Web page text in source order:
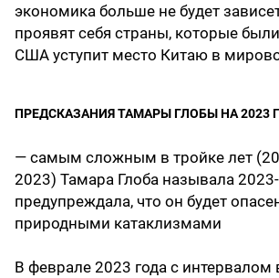
экономика больше не будет
проявят себя страны, которые
США уступит место Китаю в
ПРЕДСКАЗАНИЯ ТАМАРЫ ГЛОБЫ НА 2023
— самым сложным в тройке лет
2023) Тамара Глоба называла
предупреждала, что он будет
природными катаклизмами
В феврале 2023 года с интервалом